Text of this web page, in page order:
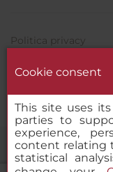
Politica privacy
Cookie consent
This site uses
parties to
experience,
content relating
statistical